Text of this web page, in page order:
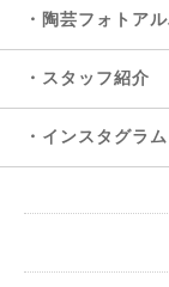
・陶芸フォトア
・スタッフ紹介
・インスタグ